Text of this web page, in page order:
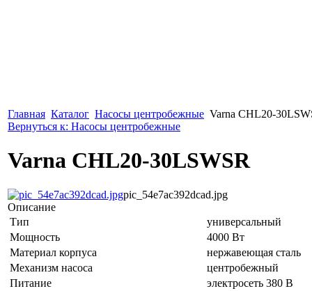
Главная Каталог Насосы центробежные Varna CHL20-
Вернуться к: Насосы центробежные
Varna CHL20-30LSWSR
pic_54e7ac392dcad.jpg
Описание
Тип
универсальный
Мощность
4000 Вт
Материал корпуса
нержавеющая сталь
Механизм насоса
центробежный
Питание
электросеть 380 В